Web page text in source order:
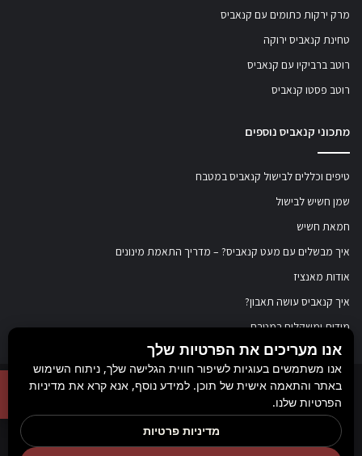
מרק ירקות כתומים עם קנאביס
טחינת קנאביס ירוקה
רוטב ברביקיו עם קנאביס
רוטב פסטו קנאביס
מתכוני קנאביס נוספים
טיפים וכללים לבישול קנאביס במטבח
שמן חשיש לבישול
חמאת חשיש
איך מבשלים עם מעט קנאביס? – מדריך התאמת מינונים
אודות מאנציז
איך קנאביס עושה תאבון?
מידות ומשקלים במטבח
© כל הזכויות שמורות למאנציז
, 2017-2026. אין במידע באתר זה תחליף להוועצות עם
רופא או רוקח בטרם רכישת תכשיר והתחלת הטיפול בו. יש לעיין בעלון לצרכן לפני
השימוש בתכשיר. מומלץ להתייעץ עם הרוקח בכל הנוגע למטרות ואופן השימוש,
אנו מעריכים את הפרטיות שלך
אנו משתמשים בעוגיות לשיפור חווית הגלישה שלך, ניתוח השימוש
באתר והתאמה אישית של תוכן. למידע נוסף, אנא קרא את מדיניות
הפרטיות שלנו.
מדיניות פרטיות